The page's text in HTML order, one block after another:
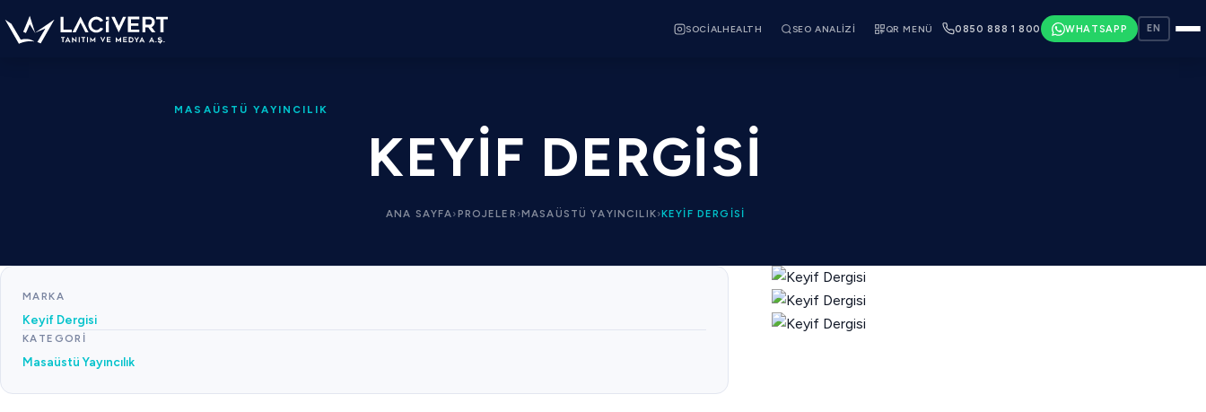
SOCIALHEALTH SEO ANALIZI QR MENÜ 0850 888 1 800 WHATSAPP EN
MASAÜSTÜ YAYINCILIK
KEYIF DERGISI
ANA SAYFA›PROJELER ›MASAÜSTÜ YAYINCILIK›KEYIF DERGISI
MARKA
Keyif Dergisi
KATEGORI
Masaüstü Yayıncılık